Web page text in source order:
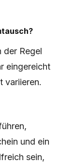
der Regel
eingereicht
variieren.
und ein
sein,